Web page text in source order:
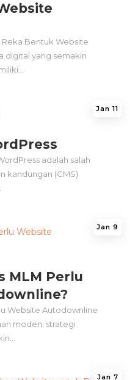
Bentuk Website
digital yang semakin
Jan 11
adalah salah
kandungan (CMS)
MLM Perlu
Jan 9
Website Autodownline
moden, strategi
Jan 7